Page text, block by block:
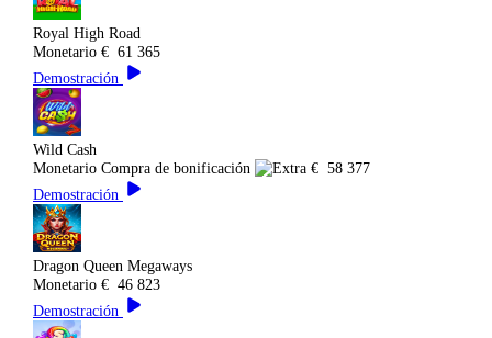
Royal High Road
Monetario € 61 365
Demostración
Wild Cash
Monetario Compra de bonificación € 58 377
Demostración
Dragon Queen Megaways
Monetario € 46 823
Demostración